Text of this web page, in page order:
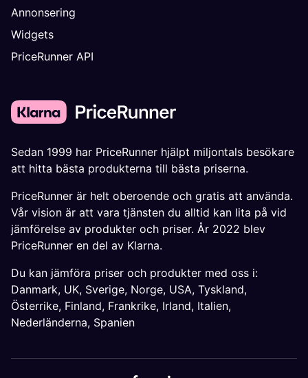
Annonsering
Widgets
PriceRunner API
Sedan 1999 har PriceRunner hjälpt miljontals besökare
att hitta bästa produkterna till bästa priserna.
PriceRunner är helt oberoende och gratis att använda.
Vår vision är att vara tjänsten du alltid kan lita på vid
jämförelse av produkter och priser. År 2022 blev
PriceRunner en del av Klarna.
Du kan jämföra priser och produkter med oss i:
Danmark, UK, Sverige, Norge, USA, Tyskland,
Österrike, Finland, Frankrike, Irland, Italien,
Nederländerna, Spanien